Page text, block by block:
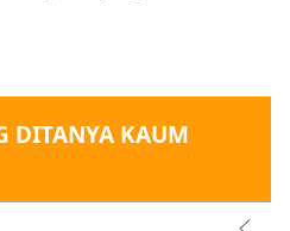
DITANYA KAUM